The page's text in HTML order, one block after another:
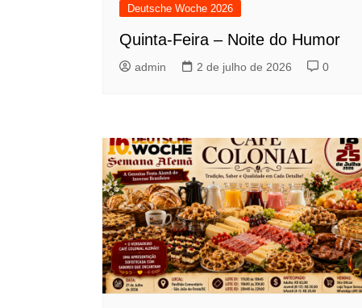
Deutsche Woche 2026
Quinta-Feira – Noite do Humor
admin 2 de julho de 2026 0